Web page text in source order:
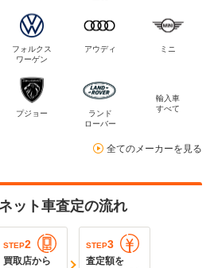
フォルクス
ワーゲン
アウディ ミニ
プジョー
ランド
ローバー
輸入車
すべて
全てのメーカーを見る
ット車査定の流れ
STEP2
買取店から
STEP3
査定額を